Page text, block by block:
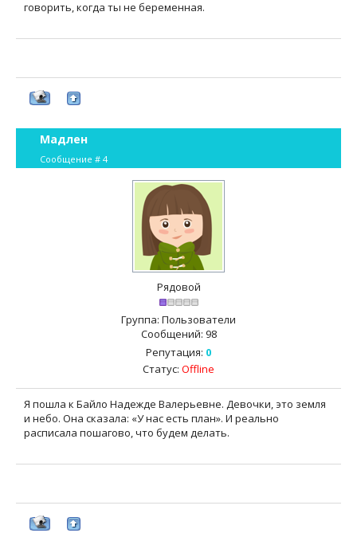
говорить, когда ты не беременная.
Мадлен
Сообщение # 4
Рядовой
Группа: Пользователи
Сообщений: 98
Репутация: 0
Статус: Offline
Я пошла к Байло Надежде Валерьевне. Девочки, это земля
и небо. Она сказала: «У нас есть план». И реально
расписала пошагово, что будем делать.